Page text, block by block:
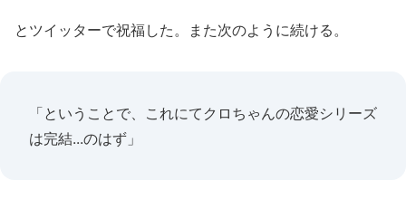
とツイッターで祝福した。また次のように続ける。
「ということで、これにてクロちゃんの恋愛シリーズ
は完結...のはず」